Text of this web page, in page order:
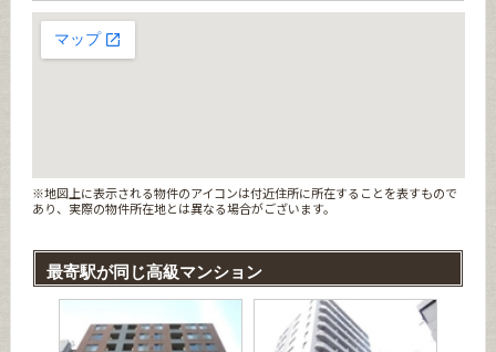
※地図上に表示される物件のアイコンは付近住所に所在することを表すもので
あり、実際の物件所在地とは異なる場合がございます。
最寄駅が同じ高級マンション